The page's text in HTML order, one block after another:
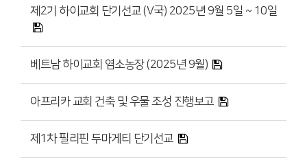
# 첨부 21.하이교회_사진_20231015_15.jpg
# 첨부 22.하이교회_사진_20231015_16.jpg
# 첨부 24.하이교회_사진_20231015_18.jpg
# 첨부 25.하이교회_사진_20231015_19.jpg
# 첨부 27.하이교회_사진_20231015_21.jpg
# 첨부 28.하이교회_사진_20231015_1.jpg
# 첨부 29.하이교회_사진_20231015_2.jpg
제2기 하이교회 단기선교 (V국) 2025년 9월 5일 ~ 10일
베트남 하이교회 염소농장 (2025년 9월)
아프리카 교회 건축 및 우물 조성 진행보고
제1차 필리핀 두마게티 단기선교